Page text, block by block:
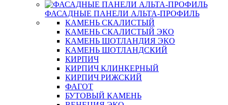
ФАСАДНЫЕ ПАНЕЛИ АЛЬТА-ПРОФИЛЬ
КАМЕНЬ СКАЛИСТЫЙ
КАМЕНЬ СКАЛИСТЫЙ ЭКО
КАМЕНЬ ШОТЛАНДИЯ ЭКО
КАМЕНЬ ШОТЛАНДСКИЙ
КИРПИЧ
КИРПИЧ КЛИНКЕРНЫЙ
КИРПИЧ РИЖСКИЙ
ФАГОТ
БУТОВЫЙ КАМЕНЬ